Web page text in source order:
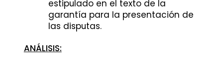
estipulado en el texto de la
garantía para la presentación de
las disputas.
ANÁLISIS: